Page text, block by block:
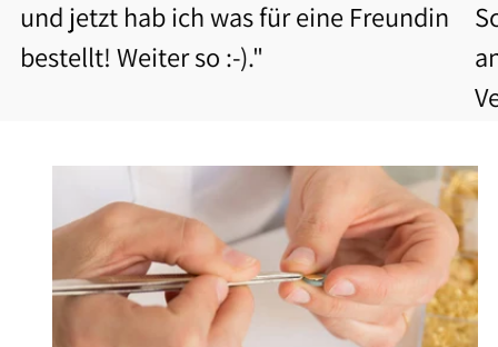
und jetzt hab ich was für eine Freundin
bestellt! Weiter so :-)."